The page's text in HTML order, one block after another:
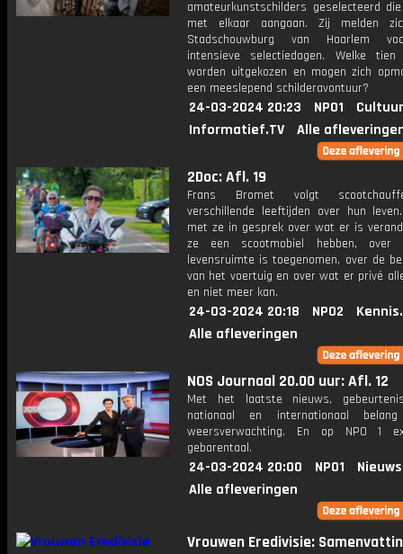
amateurkunstschilders geselecteerd
met elkaar aangaan. Zij melden
Stadschouwburg van Haarlem
intensieve selectiedagen. Welke tien
worden uitgekozen en mogen zich
een meeslepend schilderavontuur?
24-03-2024 20:23 NPO1
Informatief.TV
Alle
2Doc: Afl. 19
Frans Bromet volgt
verschillende leeftijden over hun
met ze in gesprek over wat er is
ze een scootmobiel hebben, over
levensruimte is toegenomen, over de
van het voertuig en over wat er privé
en niet meer kan.
24-03-2024 20:18 NPO2
Alle afleveringen
NOS Journaal 20.00 uur: Afl. 12
Met het laatste nieuws,
nationaal en internationaal
weersverwachting. En op NPO 1
gebarentaal.
24-03-2024 20:00 NPO1
Alle afleveringen
Vrouwen Eredivisie: